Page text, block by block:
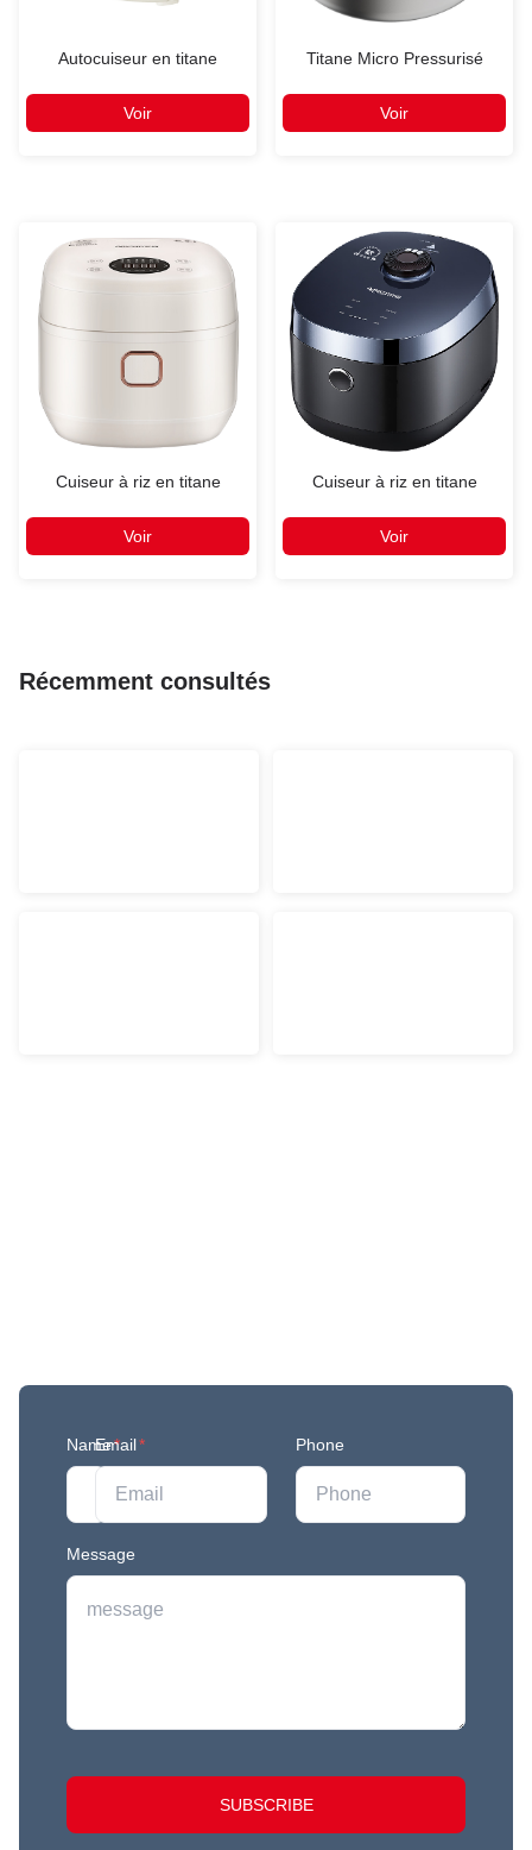
Autocuiseur en titane
Voir
Titane Micro Pressurisé
Voir
Cuiseur à riz en titane
Voir
Cuiseur à riz en titane
Voir
Récemment consultés
Name*
Email* Phone
Message
SUBSCRIBE